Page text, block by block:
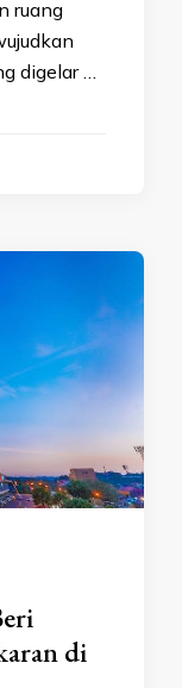
ruang
digelar …
di